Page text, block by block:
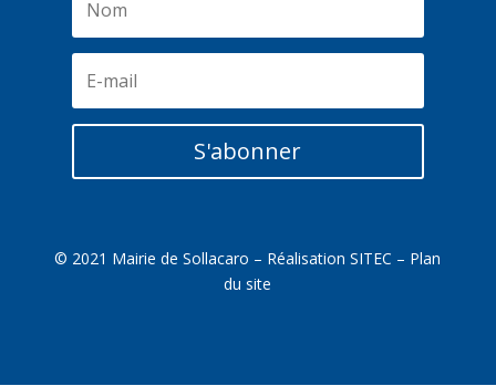
S'abonner
© 2021 Mairie de Sollacaro – RéalisationSITEC – Plan
du site